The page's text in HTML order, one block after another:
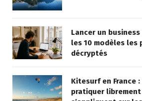
Lancer un
les 10 modèles les
décryptés
Kitesurf en France
pratiquer